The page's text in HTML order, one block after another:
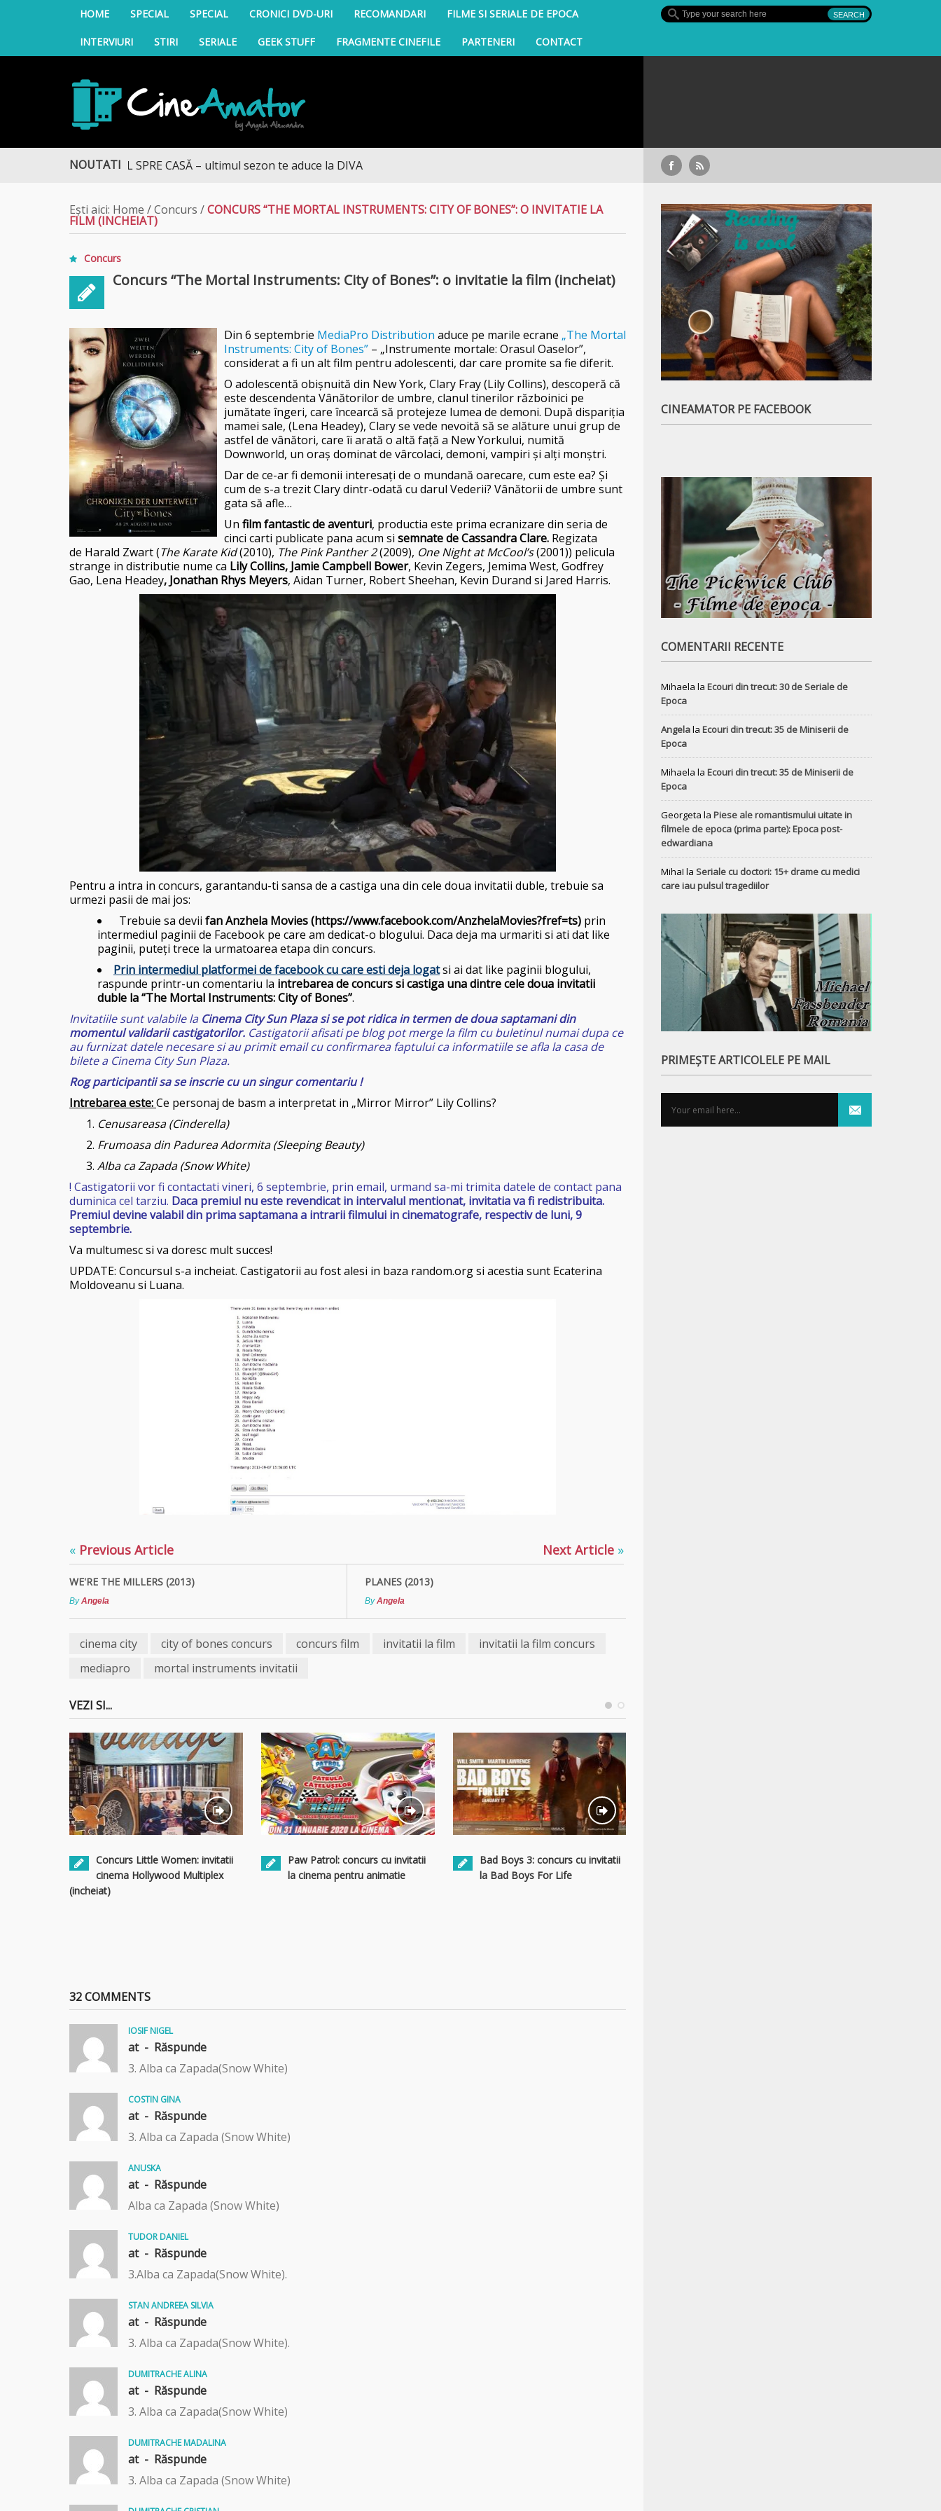
HOME SPECIAL SPECIAL CRONICI DVD-URI RECOMANDARI FILME SI SERIALE DE EPOCA
INTERVIURI STIRI SERIALE GEEK STUFF FRAGMENTE CINEFILE PARTENERI CONTACT
CineAmator
NOUTATI
DRUMUL SPRE CASĂ – ultimul sezon te aduce la DIVA Sullivan’s Crossing – finalul sezonului 4, pe Diva
Ești aici: Home /Concurs /CONCURS “THE MORTAL INSTRUMENTS: CITY OF BONES”: O INVITATIE LA
FILM (INCHEIAT)
Concurs
Concurs “The Mortal Instruments: City of Bones”: o invitatie la film (incheiat)
Din 6 septembrie MediaPro Distribution aduce pe marile ecrane „The Mortal
Instruments: City of Bones” – „Instrumente mortale: Orasul Oaselor”,
considerat a fi un alt film pentru adolescenti, dar care promite sa fie diferit.
O adolescentă obişnuită din New York, Clary Fray (Lily Collins), descoperă că
este descendenta Vânătorilor de umbre, clanul tinerilor războinici pe
jumătate îngeri, care încearcă să protejeze lumea de demoni. După dispariţia
mamei sale, (Lena Headey), Clary se vede nevoită să se alăture unui grup de
astfel de vânători, care îi arată o altă faţă a New Yorkului, numită
Downworld, un oraş dominat de vârcolaci, demoni, vampiri şi alţi monştri.
Dar de ce-ar fi demonii interesaţi de o mundană oarecare, cum este ea? Şi
cum de s-a trezit Clary dintr-odată cu darul Vederii? Vânătorii de umbre sunt
gata să afle…
Un film fantastic de aventuri, productia este prima ecranizare din seria de
cinci carti publicate pana acum si semnate de Cassandra Clare. Regizata
de Harald Zwart (The Karate Kid(2010), The Pink Panther 2(2009), One Night at McCool’s(2001)) pelicula
strange in distributie nume ca Lily Collins, Jamie Campbell Bower, Kevin Zegers, Jemima West, Godfrey
Gao, Lena Headey, Jonathan Rhys Meyers, Aidan Turner, Robert Sheehan, Kevin Durand si Jared Harris.
Pentru a intra in concurs, garantandu-ti sansa de a castiga una din cele doua invitatii duble, trebuie sa
urmezi pasii de mai jos:
Trebuie sa devii fan Anzhela Movies (https://www.facebook.com/AnzhelaMovies?fref=ts) prin
intermediul paginii de Facebook pe care am dedicat-o blogului. Daca deja ma urmariti si ati dat like
paginii, puteți trece la urmatoarea etapa din concurs.
Prin intermediul platformei de facebook cu care esti deja logatsi ai dat like paginii blogului,
raspunde printr-un comentariu la intrebarea de concurs si castiga una dintre cele doua invitatii
duble la “The Mortal Instruments: City of Bones”.
Invitatiile sunt valabile laCinema City Sun Plaza si se pot ridica in termen de doua saptamani din
momentul validarii castigatorilor. Castigatorii afisati pe blog pot merge la film cu buletinul numai dupa ce
au furnizat datele necesare si au primit email cu confirmarea faptului ca informatiile se afla la casa de
bilete a Cinema City Sun Plaza.
Rog participantii sa se inscrie cu un singur comentariu !
Intrebarea este:Ce personaj de basm a interpretat in „Mirror Mirror” Lily Collins?
Cenusareasa (Cinderella)
Frumoasa din Padurea Adormita (Sleeping Beauty)
Alba ca Zapada (Snow White)
! Castigatorii vor fi contactati vineri, 6 septembrie, prin email, urmand sa-mi trimita datele de contact pana
duminica cel tarziu. Daca premiul nu este revendicat in intervalul mentionat, invitatia va fi redistribuita.
Premiul devine valabil din prima saptamana a intrarii filmului in cinematografe, respectiv de luni, 9
septembrie.
Va multumesc si va doresc mult succes!
UPDATE: Concursul s-a incheiat. Castigatorii au fost alesi in baza random.org si acestia sunt Ecaterina
Moldoveanu si Luana.
« Previous Article
WE'RE THE MILLERS (2013)
ByAngela
Next Article »
PLANES (2013)
ByAngela
cinema city city of bones concurs concurs film invitatii la film
invitatii la film concurs
mediapro
mortal instruments invitatii
VEZI SI...
Concurs Little Women: invitatii
cinema Hollywood Multiplex
(incheiat)
Paw Patrol: concurs cu invitatii
la cinema pentru animatie
Bad Boys 3: concurs cu invitatii
la Bad Boys For Life
32 COMMENTS
IOSIF NIGEL
at - Răspunde
3. Alba ca Zapada(Snow White)
COSTIN GINA
at - Răspunde
3. Alba ca Zapada (Snow White)
ANUSKA
at - Răspunde
Alba ca Zapada (Snow White)
TUDOR DANIEL
at - Răspunde
3.Alba ca Zapada(Snow White).
STAN ANDREEA SILVIA
at - Răspunde
3. Alba ca Zapada(Snow White).
DUMITRACHE ALINA
at - Răspunde
3. Alba ca Zapada(Snow White)
DUMITRACHE MADALINA
at - Răspunde
3. Alba ca Zapada (Snow White)
CINEAMATOR PE FACEBOOK
COMENTARII RECENTE
Mihaela la Ecouri din trecut: 30 de Seriale de
Epoca
Angelala Ecouri din trecut: 35 de Miniserii de
Epoca
Mihaela la Ecouri din trecut: 35 de Miniserii de
Epoca
Georgeta la Piese ale romantismului uitate in
filmele de epoca (prima parte): Epoca post-
edwardiana
MihaI la Seriale cu doctori: 15+ drame cu medici
care iau pulsul tragediilor
PRIMEȘTE ARTICOLELE PE MAIL